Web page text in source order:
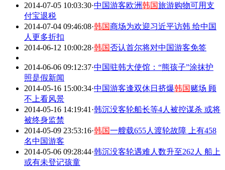
2014-07-05 10:03:30·中国游客欧洲韩国旅游购物可用支
付宝退税
2014-07-04 09:46:08·韩国商场为欢迎习近平访韩 给中国
人更多折扣
2014-06-12 10:00:28·韩国否认首尔将对中国游客免签
2014-06-06 09:12:37·中国驻韩大使馆：“熊孩子”涂抹护
照是假新闻
2014-05-16 15:00:34·中国游客逢双休日挤爆韩国赌场 顾
不上看风景
2014-05-16 14:19:41 ·韩沉没客轮船长等4人被控谋杀 或将
被终身监禁
2014-05-09 23:53:16·韩国一艘载655人渡轮故障 上有458
名中国游客
2014-05-06 09:28:44·韩沉没客轮遇难人数升至262人 船上
或有未登记孩童